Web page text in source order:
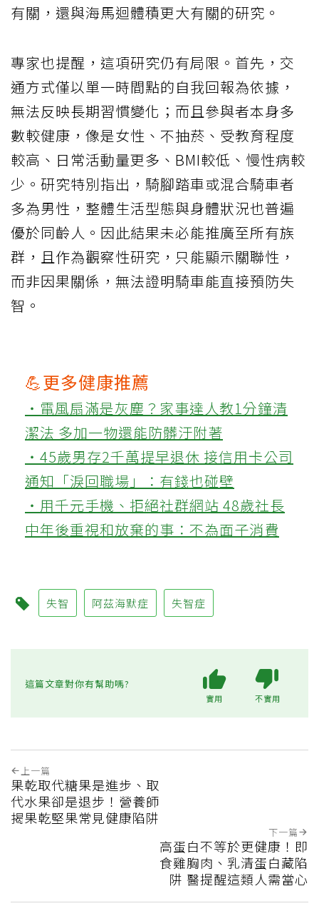
有關，還與海馬迴體積更大有關的研究。
專家也提醒，這項研究仍有局限。首先，交
通方式僅以單一時間點的自我回報為依據，
無法反映長期習慣變化；而且參與者本身多
數較健康，像是女性、不抽菸、受教育程度
較高、日常活動量更多、BMI較低、慢性病較
少。研究特別指出，騎腳踏車或混合騎車者
多為男性，整體生活型態與身體狀況也普遍
優於同齡人。因此結果未必能推廣至所有族
群，且作為觀察性研究，只能顯示關聯性，
而非因果關係，無法證明騎車能直接預防失
智。
💪更多健康推薦
‧電風扇滿是灰塵？家事達人教1分鐘清
潔法 多加一物還能防髒汙附著
‧45歲男存2千萬提早退休 接信用卡公司
通知「淚回職場」：有錢也碰壁
‧用千元手機、拒絕社群網站 48歲社長
中年後重視和放棄的事：不為面子消費
失智 阿茲海默症 失智症
這篇文章對你有幫助嗎?
實用 不實用
上一篇
果乾取代糖果是進步、取
代水果卻是退步！營養師
揭果乾堅果常見健康陷阱
下一篇
高蛋白不等於更健康！即
食雞胸肉、乳清蛋白藏陷
阱 醫提醒這類人需當心